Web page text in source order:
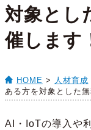
対象とし
催します
HOME > 人材育成
ある方を対象とした
AI・IoTの導入や